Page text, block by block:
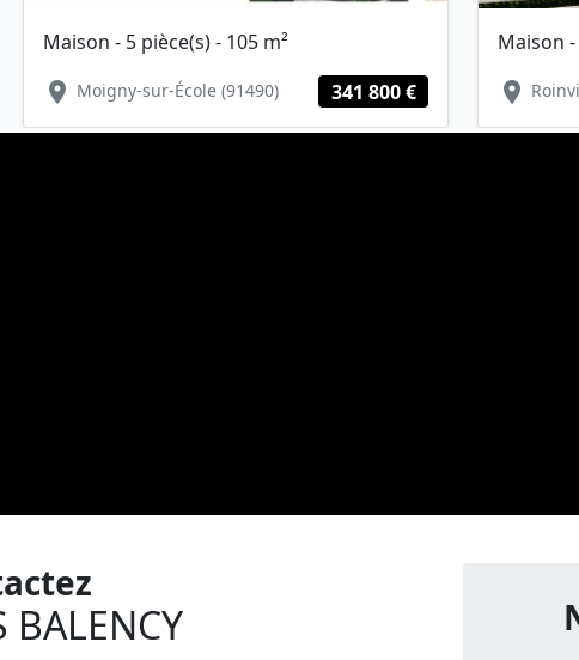
Maison - 5 pièce(s) - 105 m²
location_on Moigny-sur-École (91490) 341 800 €
Maison -
location_on
BALENCY